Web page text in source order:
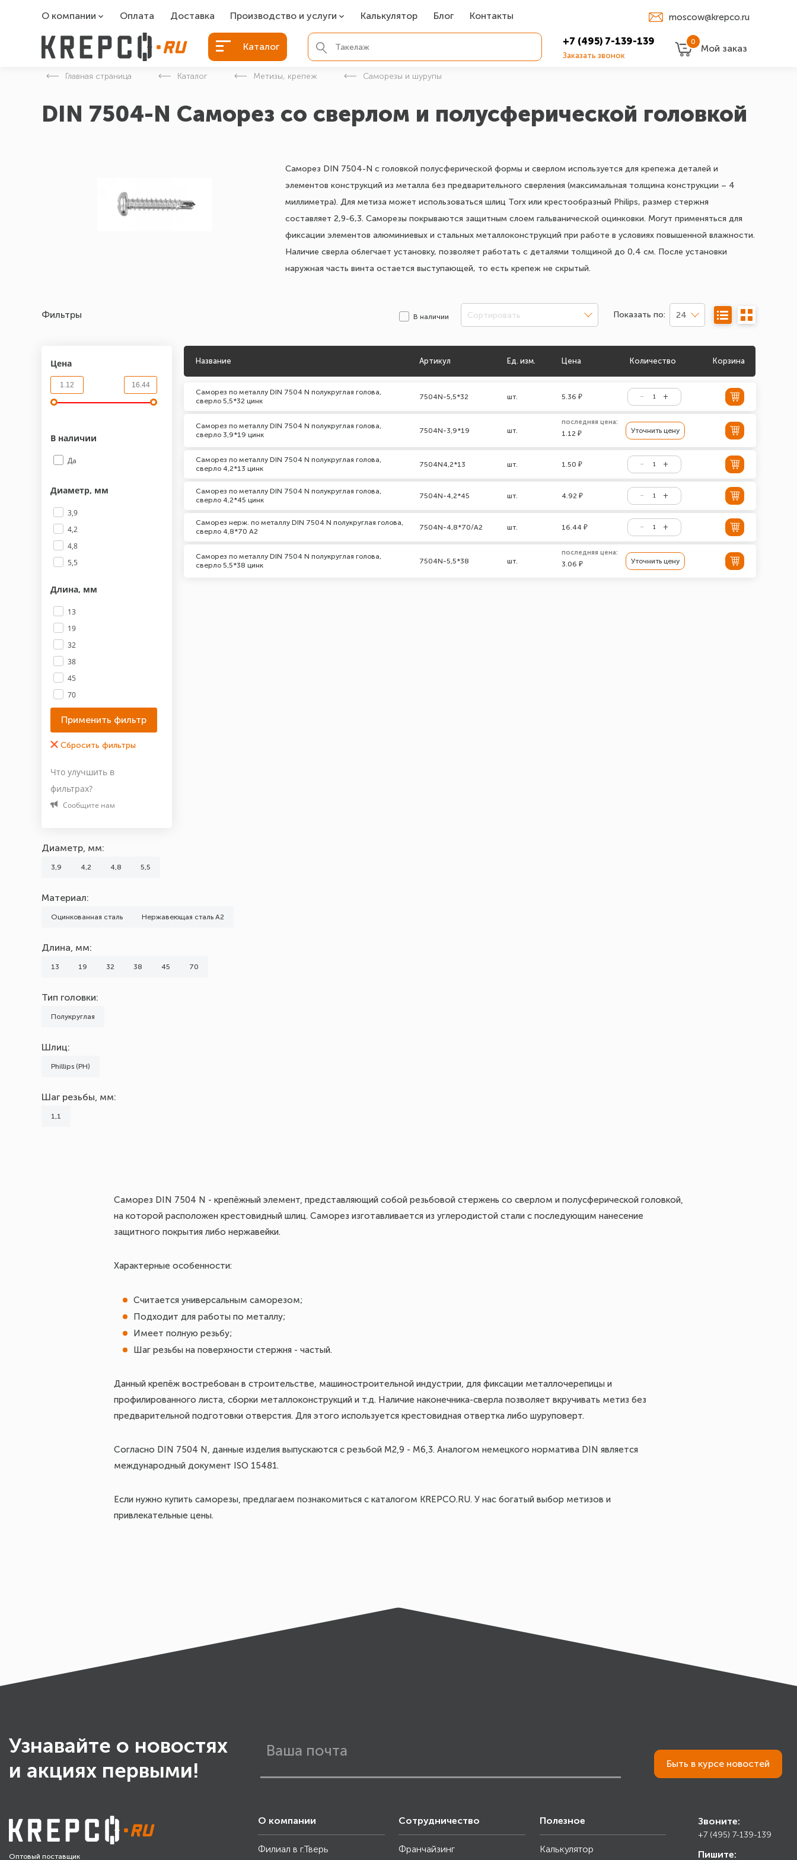
О компании
О компании
Оплата Доставка Производство и услуги
Болты БСР
Болты для фундамента
Закладные детали
Калькулятор Блог Контакты moscow@krepco.ru
Каталог +7 (495) 7-139-139
Заказать звонок
0
Мой заказ
Главная страница Каталог Метизы, крепеж Саморезы и шурупы
DIN 7504-N Саморез со сверлом и полусферической головкой
Саморез DIN 7504-N с головкой полусферической формы и сверлом используется для крепежа деталей и
элементов конструкций из металла без предварительного сверления (максимальная толщина конструкции – 4
миллиметра). Для метиза может использоваться шлиц Torx или крестообразный Philips, размер стержня
составляет 2,9-6,3. Саморезы покрываются защитным слоем гальванической оцинковки. Могут применяться для
фиксации элементов алюминиевых и стальных металлоконструкций при работе в условиях повышенной влажности.
Наличие сверла облегчает установку, позволяет работать с деталями толщиной до 0,4 см. После установки
наружная часть винта остается выступающей, то есть крепеж не скрытый.
Фильтры В наличии Сортировать Показать по: 24
Цена
В наличии
Да
Диаметр, мм
3,9
4,2
4,8
5,5
Длина, мм
13
19
32
38
45
70
Материал
Нержавеющая сталь А2
Марка (Бренд)
noname
Что улучшить в
фильтрах?
Сообщите нам
Название Артикул Ед. изм. Цена Количество Корзина
Саморез по металлу DIN 7504 N полукруглая голова,
сверло 5,5*32 цинк
7504N-5,5*32 шт. 5.36 ₽
Саморез по металлу DIN 7504 N полукруглая голова,
сверло 3,9*19 цинк
7504N-3,9*19 шт.
последняя цена:
1.12 ₽ Уточнить цену
Саморез по металлу DIN 7504 N полукруглая голова,
сверло 4,2*13 цинк
7504N4,2*13 шт. 1.50 ₽
Саморез по металлу DIN 7504 N полукруглая голова,
сверло 4,2*45 цинк
7504N-4,2*45 шт. 4.92 ₽
Саморез нерж. по металлу DIN 7504 N полукруглая голова,
сверло 4,8*70 A2
7504N-4,8*70/A2 шт. 16.44 ₽
Саморез по металлу DIN 7504 N полукруглая голова,
сверло 5,5*38 цинк
7504N-5,5*38 шт.
последняя цена:
3.06 ₽ Уточнить цену
Диаметр, мм:
3,9 4,2 4,8 5,5
Материал:
Оцинкованная сталь Нержавеющая сталь А2
Длина, мм:
13 19 32 38 45 70
Тип головки:
Полукруглая
Шлиц:
Phillips (PH)
Шаг резьбы, мм:
1,1
Саморез DIN 7504 N - крепёжный элемент, представляющий собой резьбовой стержень со сверлом и полусферической головкой,
на которой расположен крестовидный шлиц. Саморез изготавливается из углеродистой стали с последующим нанесение
защитного покрытия либо нержавейки.
Характерные особенности:
Считается универсальным саморезом;
Подходит для работы по металлу;
Имеет полную резьбу;
Шаг резьбы на поверхности стержня - частый.
Данный крепёж востребован в строительстве, машиностроительной индустрии, для фиксации металлочерепицы и
профилированного листа, сборки металлоконструкций и т.д. Наличие наконечника-сверла позволяет вкручивать метиз без
предварительной подготовки отверстия. Для этого используется крестовидная отвертка либо шуруповерт.
Согласно DIN 7504 N, данные изделия выпускаются с резьбой М2,9 - М6,3. Аналогом немецкого норматива DIN является
международный документ ISO 15481.
Если нужно купить саморезы, предлагаем познакомиться с каталогом KREPCO.RU. У нас богатый выбор метизов и
привлекательные цены.
Узнавайте о новостях
и акциях первыми!
Быть в курсе новостей
Оптовый поставщик
О компании
Филиал в г.Тверь
Сотрудничество
Франчайзинг
Полезное
Калькулятор
Звоните:
+7 (495) 7-139-139
Пишите: